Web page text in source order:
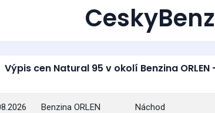
Výpis cen Natural 95 v okolí Benzina
Benzina ORLEN
Náchod